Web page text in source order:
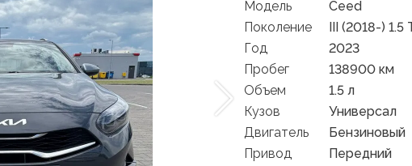
Модель
Ceed
Поколение
III (2018-) 1.5
Год
2023
Пробег
138900 км
Объем
1.5 л
Кузов
Универсал
Двигатель
Бензиновый
Привод
Передний